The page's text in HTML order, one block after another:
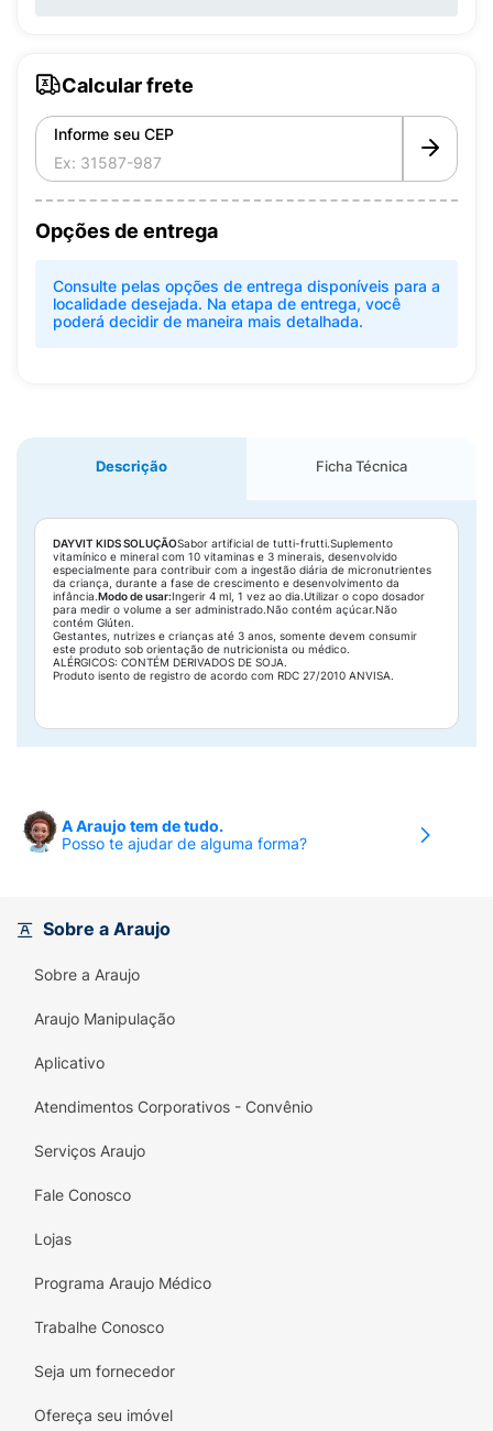
Calcular frete
Informe seu CEP
Opções de entrega
Consulte pelas opções de entrega disponíveis para a
localidade desejada. Na etapa de entrega, você
poderá decidir de maneira mais detalhada.
Descrição Ficha Técnica
DAYVIT KIDS SOLUÇÃOSabor artificial de tutti-frutti.Suplemento
vitamínico e mineral com 10 vitaminas e 3 minerais, desenvolvido
especialmente para contribuir com a ingestão diária de micronutrientes
da criança, durante a fase de crescimento e desenvolvimento da
infância.Modo de usar:Ingerir 4 ml, 1 vez ao dia.Utilizar o copo dosador
para medir o volume a ser administrado.Não contém açúcar.Não
contém Glúten.
Gestantes, nutrizes e crianças até 3 anos, somente devem consumir
este produto sob orientação de nutricionista ou médico.
ALÉRGICOS: CONTÉM DERIVADOS DE SOJA.
Produto isento de registro de acordo com RDC 27/2010 ANVISA.
A Araujo tem de tudo.
Posso te ajudar de alguma forma?
Sobre a Araujo
Sobre a Araujo
Araujo Manipulação
Aplicativo
Atendimentos Corporativos - Convênio
Serviços Araujo
Fale Conosco
Lojas
Programa Araujo Médico
Trabalhe Conosco
Seja um fornecedor
Ofereça seu imóvel